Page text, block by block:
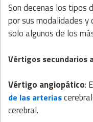
Son decenas los tipos
por sus modalidades y
solo algunos de los
Vértigos secundarios
Vértigo angiopático:
de las arterias
cerebral.